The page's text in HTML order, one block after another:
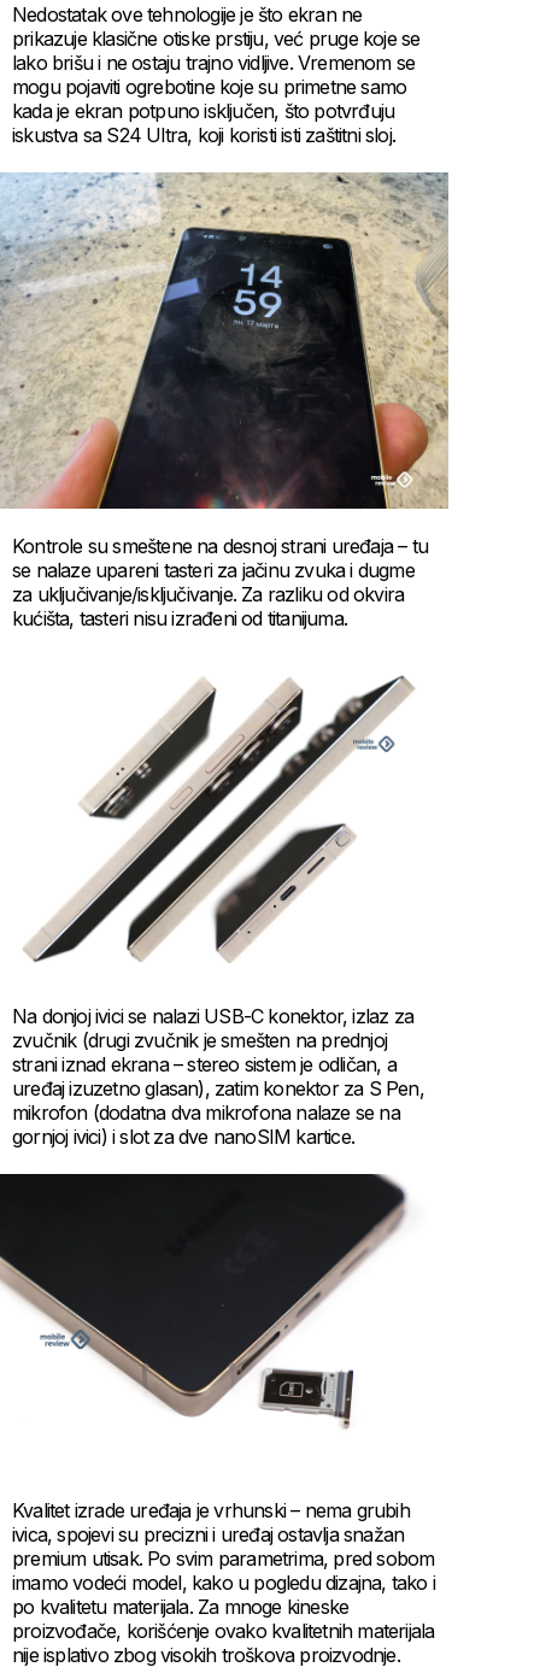
Nedostatak ove tehnologije je što ekran ne
prikazuje klasične otiske prstiju, već pruge koje se
lako brišu i ne ostaju trajno vidljive. Vremenom se
mogu pojaviti ogrebotine koje su primetne samo
kada je ekran potpuno isključen, što potvrđuju
iskustva sa S24 Ultra, koji koristi isti zaštitni sloj.
Kontrole su smeštene na desnoj strani uređaja – tu
se nalaze upareni tasteri za jačinu zvuka i dugme
za uključivanje/isključivanje. Za razliku od okvira
kućišta, tasteri nisu izrađeni od titanijuma.
Na donjoj ivici se nalazi USB-C konektor, izlaz za
zvučnik (drugi zvučnik je smešten na prednjoj
strani iznad ekrana – stereo sistem je odličan, a
uređaj izuzetno glasan), zatim konektor za S Pen,
mikrofon (dodatna dva mikrofona nalaze se na
gornjoj ivici) i slot za dve nanoSIM kartice.
Kvalitet izrade uređaja je vrhunski – nema grubih
ivica, spojevi su precizni i uređaj ostavlja snažan
premium utisak. Po svim parametrima, pred sobom
imamo vodeći model, kako u pogledu dizajna, tako i
po kvalitetu materijala. Za mnoge kineske
proizvođače, korišćenje ovako kvalitetnih materijala
nije isplativo zbog visokih troškova proizvodnje.